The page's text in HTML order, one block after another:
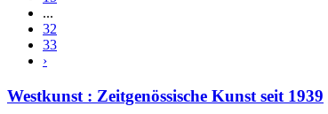
...
32
33
›
Westkunst : Zeitgenössische Kunst seit 1939